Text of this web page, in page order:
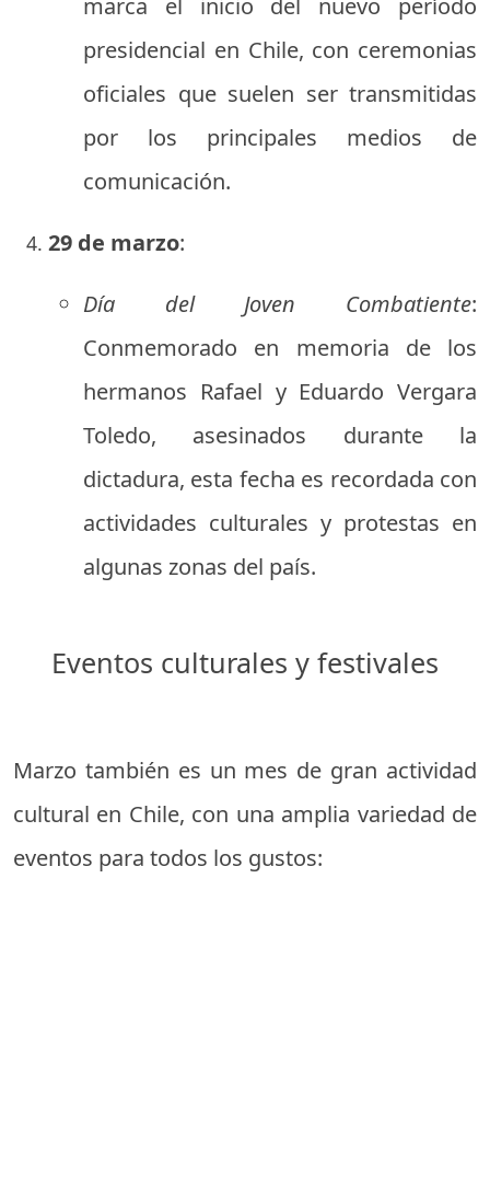
marca el inicio del nuevo período
presidencial en Chile, con ceremonias
oficiales que suelen ser transmitidas
por los principales medios de
comunicación.
29 de marzo:
Día del Joven Combatiente:
Conmemorado en memoria de los
hermanos Rafael y Eduardo Vergara
Toledo, asesinados durante la
dictadura, esta fecha es recordada con
actividades culturales y protestas en
algunas zonas del país.
Eventos culturales y festivales
Marzo también es un mes de gran actividad
cultural en Chile, con una amplia variedad de
eventos para todos los gustos: